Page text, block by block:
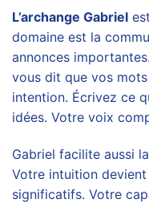
L’archange Gabriel
domaine est la
annonces
vous dit que vos
intention. Écrivez ce
idées. Votre voix
Gabriel facilite aussi
Votre intuition
significatifs. Votre